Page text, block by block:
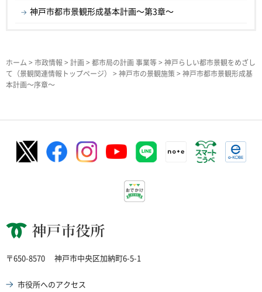
神戸市都市景観形成基本計画～第3章～
ホーム > 市政情報 > 計画> 都市局の計画 事業等> 神戸らしい都市景観をめざし
て（景観関連情報トップページ）
> 神戸市の景観施策> 神戸市都市景観形成基
本計画～序章～
神戸市役所
〒650-8570 神戸市中央区加納町6-5-1
市役所へのアクセス